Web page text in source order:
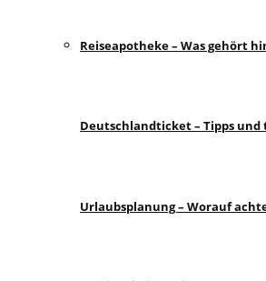
Reiseapotheke – Was gehört
Deutschlandticket – Tipps und
Urlaubsplanung – Worauf